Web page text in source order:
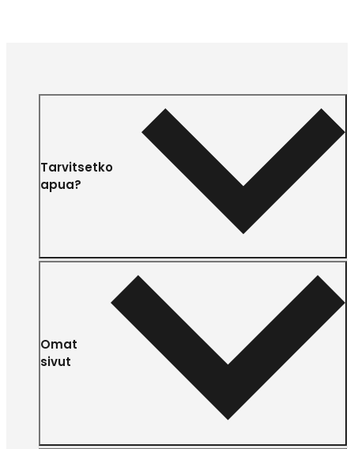
Tarvitsetko
apua?
Omat
sivut